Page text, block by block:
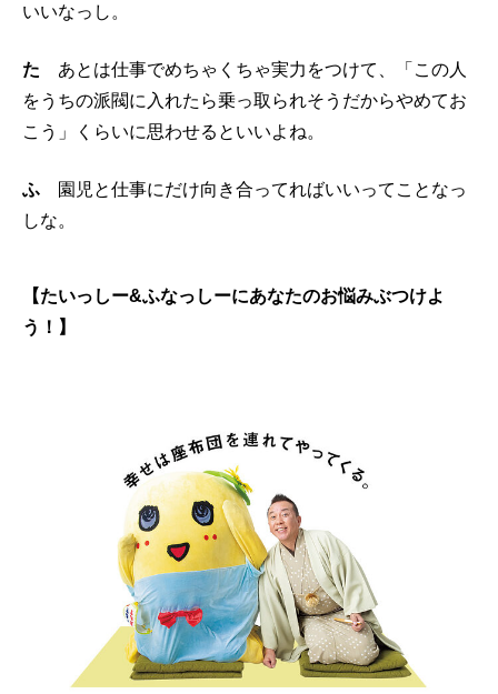
いいなっし。
た あとは仕事でめちゃくちゃ実力をつけて、「この人
をうちの派閥に入れたら乗っ取られそうだからやめてお
こう」くらいに思わせるといいよね。
ふ 園児と仕事にだけ向き合ってればいいってことなっ
しな。
【たいっしー&ふなっしーにあなたのお悩みぶつけよ
う！】